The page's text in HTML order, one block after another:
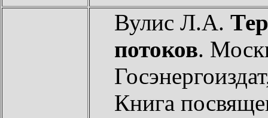
Вулис Л.А.
потоков.
Книга